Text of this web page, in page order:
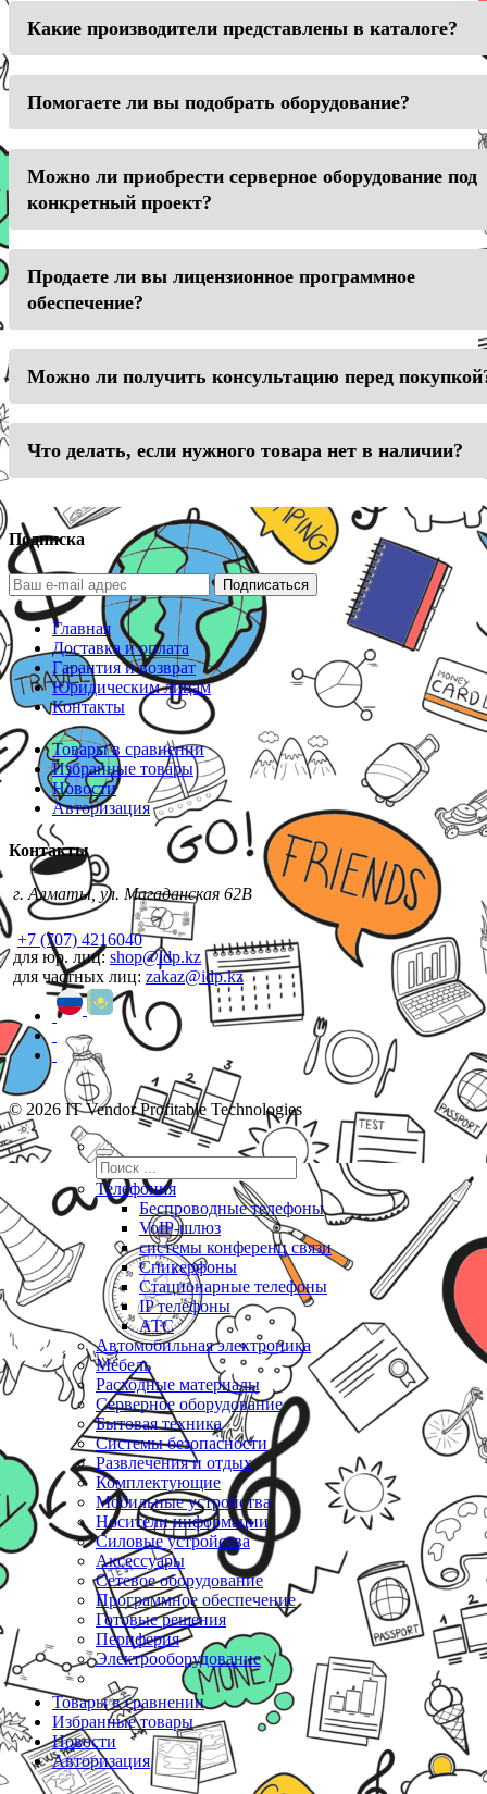
Какие производители представлены в каталоге?
Помогаете ли вы подобрать оборудование?
Можно ли приобрести серверное оборудование под
конкретный проект?
Продаете ли вы лицензионное программное
обеспечение?
Можно ли получить консультацию перед
Что делать, если нужного товара нет в наличии?
Подписка
Подписаться
Главная
Доставка и оплата
Гарантия и возврат
Юридическим лицам
Контакты
Товары в сравнении
Избранные товары
Новости
Авторизация
Контакты
г. Алматы, ул. Магаданская 62В
+7 (707) 4216040
для юр. лиц: shop@idp.kz
для частных лиц: zakaz@idp.kz
© 2026 IT Vendor Profitable Technologies
Телефония
Беспроводные телефоны
VoIP-шлюз
системы конференц связи
Спикерфоны
Стационарные телефоны
IP телефоны
АТС
Автомобильная электроника
Мебель
Расходные материалы
Серверное оборудование
Бытовая техника
Системы безопасности
Развлечения и отдых
Комплектующие
Мобильные устройства
Носители информации
Силовые устройства
Аксессуары
Сетевое оборудование
Программное обеспечение
Готовые решения
Периферия
Электрооборудование
Товары в сравнении
Избранные товары
Новости
Авторизация